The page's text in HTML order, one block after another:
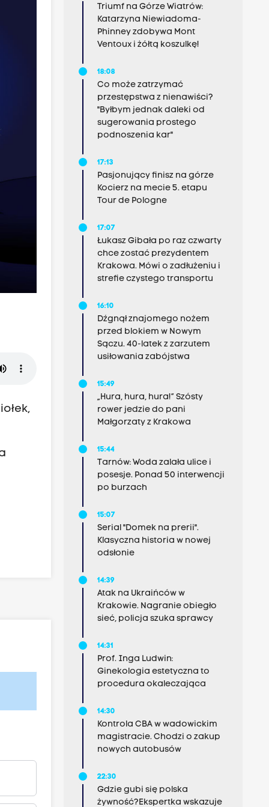
Triumf na Górze Wiatrów:
Katarzyna Niewiadoma-
Phinney zdobywa Mont
Ventoux i żółtą koszulkę!
18:08
Co może zatrzymać
przestępstwa z nienawiści?
"Byłbym jednak daleki od
sugerowania prostego
podnoszenia kar"
17:13
Pasjonujący finisz na górze
Kocierz na mecie 5. etapu
Tour de Pologne
17:07
Łukasz Gibała po raz czwarty
chce zostać prezydentem
Krakowa. Mówi o zadłużeniu i
strefie czystego transportu
16:10
Dźgnął znajomego nożem
przed blokiem w Nowym
Sączu. 40-latek z zarzutem
usiłowania zabójstwa
15:49
„Hura, hura, hura!” Szósty
rower jedzie do pani
Małgorzaty z Krakowa
15:44
Tarnów: Woda zalała ulice i
posesje. Ponad 50 interwencji
po burzach
15:07
Serial "Domek na prerii".
Klasyczna historia w nowej
odsłonie
14:39
Atak na Ukraińców w
Krakowie. Nagranie obiegło
sieć, policja szuka sprawcy
14:31
Prof. Inga Ludwin:
Ginekologia estetyczna to
procedura okaleczająca
14:30
Kontrola CBA w wadowickim
magistracie. Chodzi o zakup
nowych autobusów
22:30
Gdzie gubi się polska
żywność?Ekspertka wskazuje